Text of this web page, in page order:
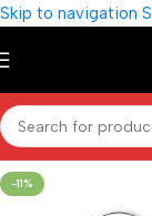
Skip to navigation
-11%